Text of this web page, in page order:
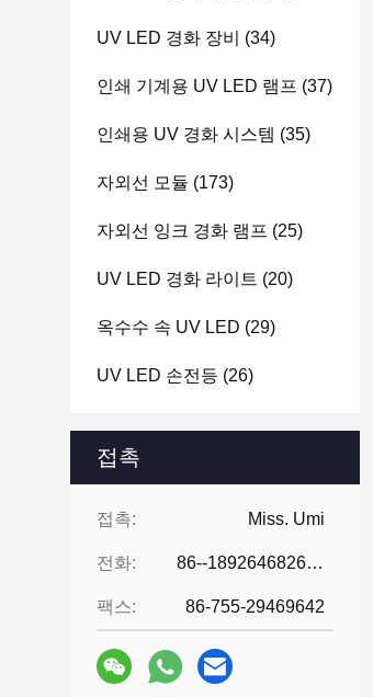
UV LED 경화 장비 (34)
인쇄 기계용 UV LED 램프 (37)
인쇄용 UV 경화 시스템 (35)
자외선 모듈 (173)
자외선 잉크 경화 램프 (25)
UV LED 경화 라이트 (20)
옥수수 속 UV LED (29)
UV LED 손전등 (26)
접촉
접촉: Miss. Umi
전화: 86--18926468268-15989898006
팩스: 86-755-29469642